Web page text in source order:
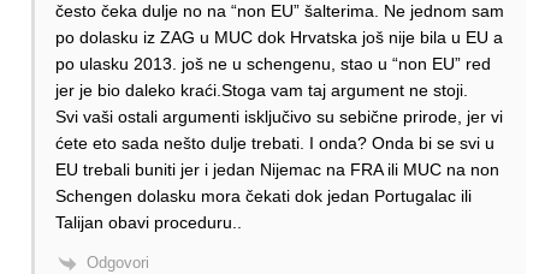
često čeka dulje no na “non EU” šalterima. Ne jednom sam
po dolasku iz ZAG u MUC dok Hrvatska još nije bila u EU a
po ulasku 2013. još ne u schengenu, stao u “non EU” red
jer je bio daleko kraći.Stoga vam taj argument ne stoji.
Svi vaši ostali argumenti isključivo su sebične prirode, jer vi
ćete eto sada nešto dulje trebati. I onda? Onda bi se svi u
EU trebali buniti jer i jedan Nijemac na FRA ili MUC na non
Schengen dolasku mora čekati dok jedan Portugalac ili
Talijan obavi proceduru..
Odgovori